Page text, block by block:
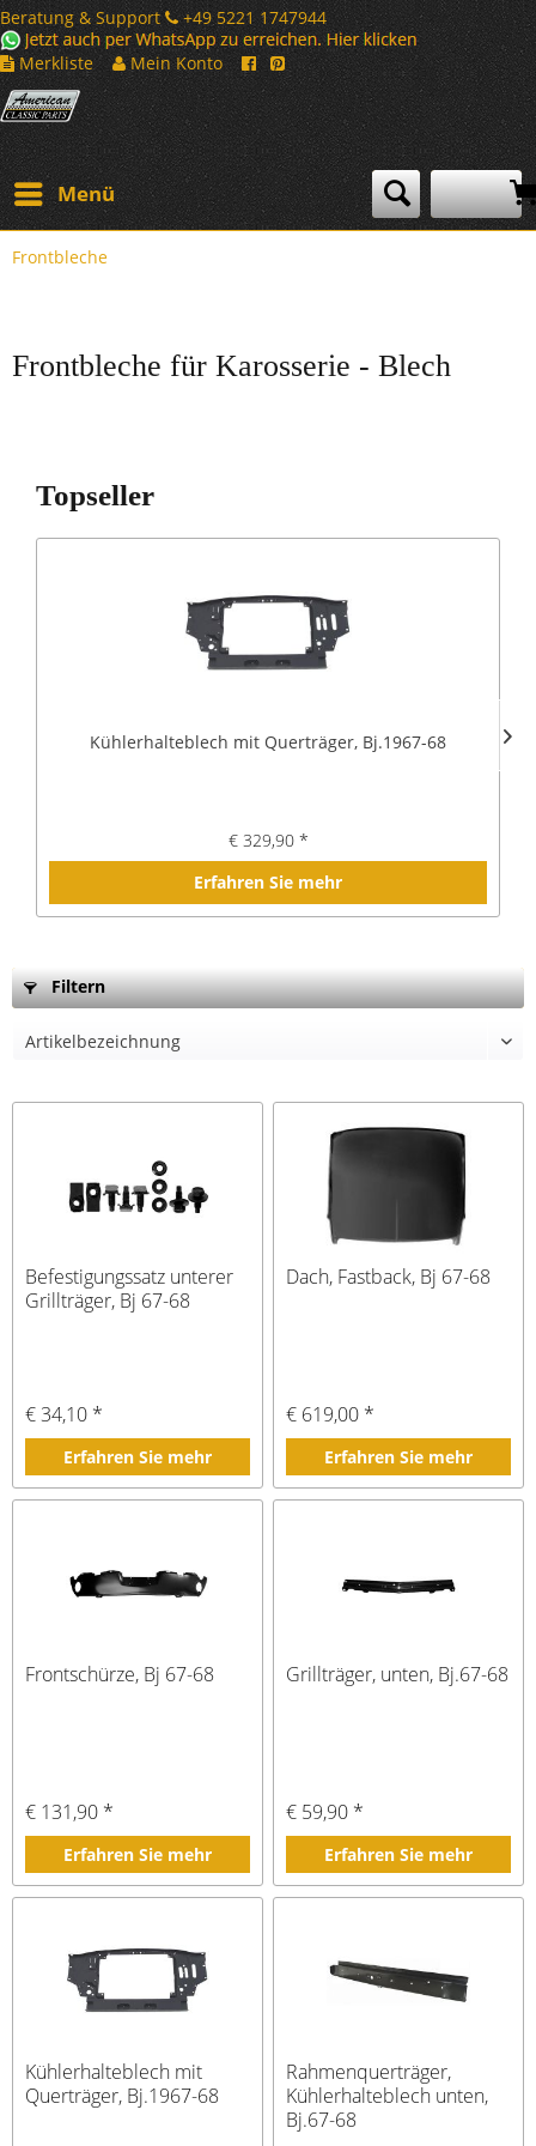
Beratung & Support
+49 5221 1747944
Merkliste
Mein Konto
Menü
Frontbleche
Frontbleche für Karosserie - Blech
Topseller
Kühlerhalteblech mit Querträger, Bj.1967-68
€ 329,90 *
Erfahren Sie mehr
Filtern
Befestigungssatz unterer
Grillträger, Bj 67-68
€ 34,10 *
Erfahren Sie mehr
Dach, Fastback, Bj 67-68
€ 619,00 *
Erfahren Sie mehr
Frontschürze, Bj 67-68
€ 131,90 *
Erfahren Sie mehr
Grillträger, unten, Bj.67-68
€ 59,90 *
Erfahren Sie mehr
Kühlerhalteblech mit
Querträger, Bj.1967-68
Rahmenquerträger,
Kühlerhalteblech unten,
Bj.67-68